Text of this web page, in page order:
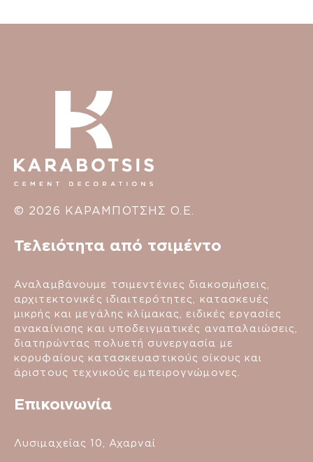
© 2026 ΚΑΡΑΜΠΟΤΣΗΣ Ο.Ε.
Τελειότητα από τσιμέντο
Αναλαμβάνουμε τσιμεντένιες διακοσμήσεις,
αρχιτεκτονικές ιδιαιτερότητες, κατασκευές
μικρής και μεγάλης κλίμακας, ειδικές εργασίες
ανακαίνισης και υποδειγματικές αναπαλαιώσεις,
διατηρώντας πολυετή συνεργασία με
κορυφαίους κατασκευαστικούς οίκους και
άριστους τεχνικούς εμπειρογνώμονες.
Επικοινωνία
Λυσιμαχείας 10, Αχαρναί